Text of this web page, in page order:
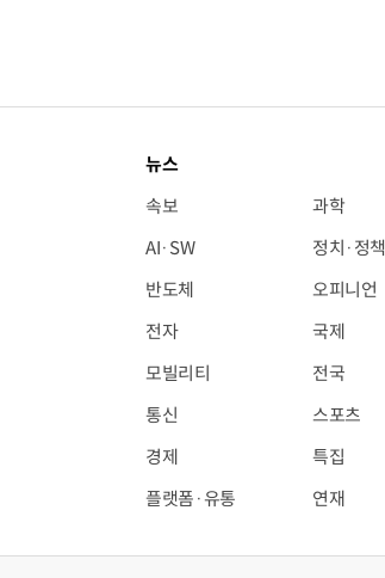
뉴스
속보
AI·SW
반도체
전자
모빌리티
통신
경제
플랫폼·유통
과학
정치·정책
오피니언
국제
전국
스포츠
특집
연재